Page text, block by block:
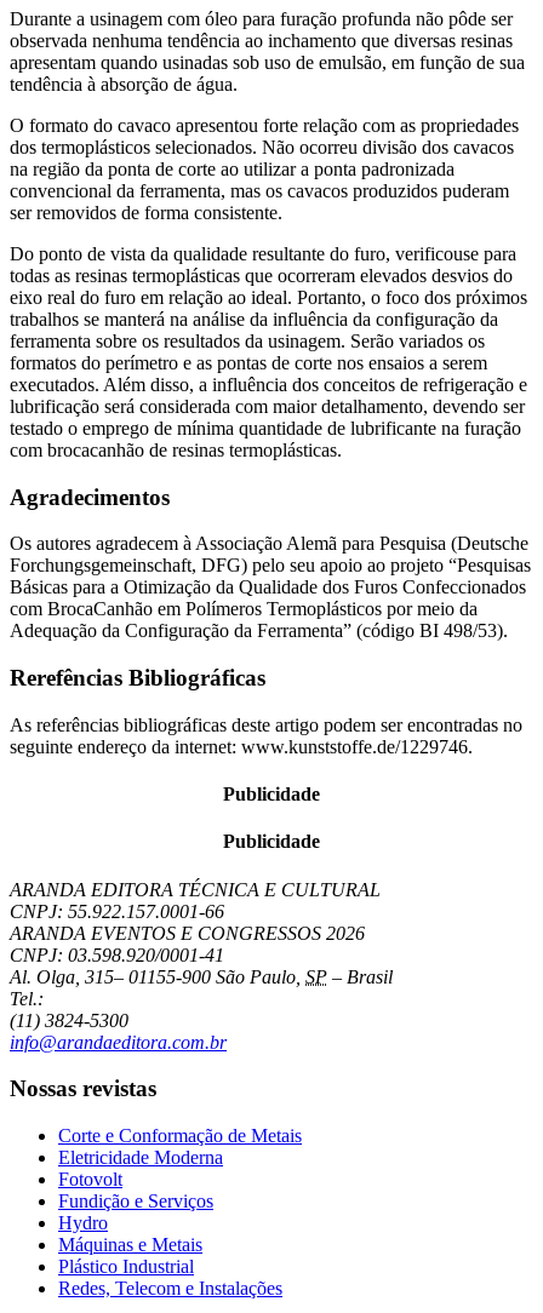
Durante a usinagem com óleo para furação profunda não pôde ser
observada nenhuma tendência ao inchamento que diversas resinas
apresentam quando usinadas sob uso de emulsão, em função de sua
tendência à absorção de água.
O formato do cavaco apresentou forte relação com as propriedades
dos termoplásticos selecionados. Não ocorreu divisão dos cavacos
na região da ponta de corte ao utilizar a ponta padronizada
convencional da ferramenta, mas os cavacos produzidos puderam
ser removidos de forma consistente.
Do ponto de vista da qualidade resultante do furo, verificouse para
todas as resinas termoplásticas que ocorreram elevados desvios do
eixo real do furo em relação ao ideal. Portanto, o foco dos próximos
trabalhos se manterá na análise da influência da configuração da
ferramenta sobre os resultados da usinagem. Serão variados os
formatos do perímetro e as pontas de corte nos ensaios a serem
executados. Além disso, a influência dos conceitos de refrigeração e
lubrificação será considerada com maior detalhamento, devendo ser
testado o emprego de mínima quantidade de lubrificante na furação
com brocacanhão de resinas termoplásticas.
Agradecimentos
Os autores agradecem à Associação Alemã para Pesquisa (Deutsche
Forchungsgemeinschaft, DFG) pelo seu apoio ao projeto “Pesquisas
Básicas para a Otimização da Qualidade dos Furos Confeccionados
com BrocaCanhão em Polímeros Termoplásticos por meio da
Adequação da Configuração da Ferramenta” (código BI 498/53).
Rerefências Bibliográficas
As referências bibliográficas deste artigo podem ser encontradas no
seguinte endereço da internet: www.kunststoffe.de/1229746.
Publicidade
Publicidade
ARANDA EDITORA TÉCNICA E CULTURAL
CNPJ: 55.922.157.0001-66
ARANDA EVENTOS E CONGRESSOS 2026
CNPJ: 03.598.920/0001-41
Al. Olga, 315– 01155-900 São Paulo SP – Brasil
Tel.:
(11) 3824-5300
info@arandaeditora.com.br
Nossas revistas
Corte e Conformação de Metais
Eletricidade Moderna
Fotovolt
Fundição e Serviços
Hydro
Máquinas e Metais
Plástico Industrial
Redes, Telecom e Instalações